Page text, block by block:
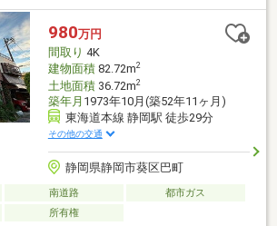
980万円
間取り 4K
建物面積82.72m2
土地面積36.72m2
築年月 1973年10月(築52年11ヶ月)
東海道本線 静岡駅 徒歩29分
その他の交通
静岡県静岡市葵区巴町
南道路
都市ガス
所有権